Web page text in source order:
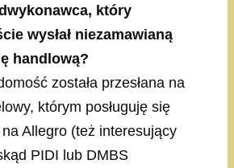
który
wysłał niezamawianą
handlową?
została przesłana na
którym posługuję się
na Allegro (też interesujący
PIDI lub DMBS